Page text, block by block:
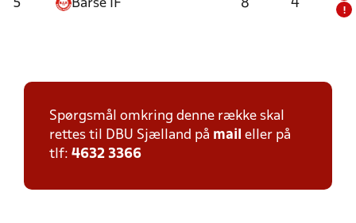
5 Bårse IF 8 4
!
Spørgsmål omkring denne række skal
rettes til DBU Sjælland på mail eller på
tlf: 4632 3366